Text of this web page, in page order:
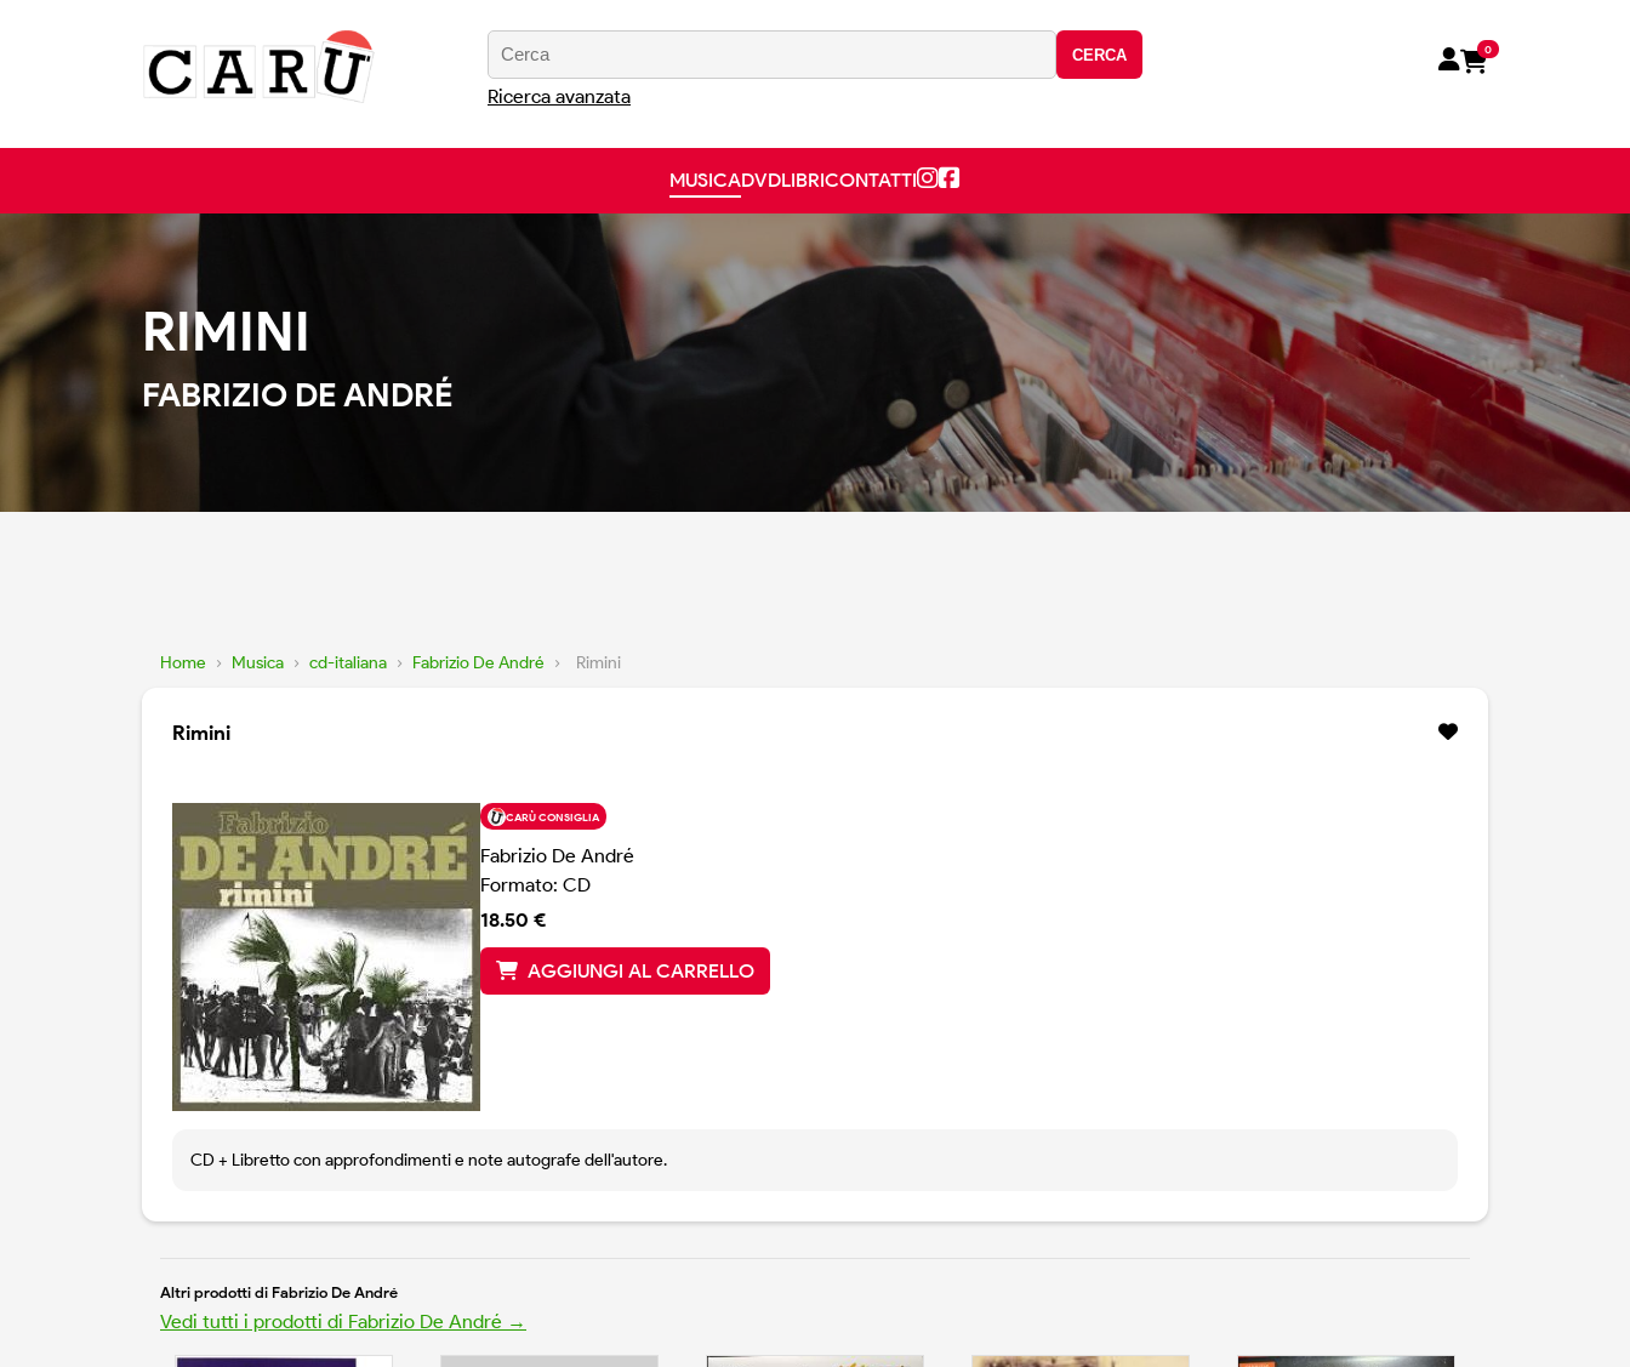
CERCA
Ricerca avanzata
0
MUSICADVDLIBRICONTATTI
RIMINI
FABRIZIO DE ANDRÉ
Home › Musica › cd-italiana › Fabrizio De André › Rimini
Rimini
CARÙ CONSIGLIA
Fabrizio De André
Formato: CD
18.50 €
AGGIUNGI AL CARRELLO
CD + Libretto con approfondimenti e note autografe dell'autore.
Altri prodotti di Fabrizio De André
Vedi tutti i prodotti di Fabrizio De André →